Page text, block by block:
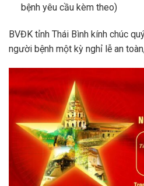
bệnh yêu cầu kèm theo)
BVĐK tỉnh Thái Bình kính chúc
người bệnh một kỳ nghỉ lễ an